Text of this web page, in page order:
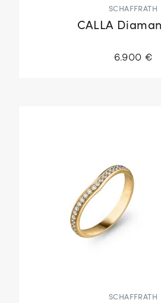
SCHAFFRATH
CALLA
6.900 €
SCHAFFRATH